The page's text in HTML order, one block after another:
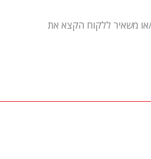
או משאיר ללקוח הקצא את